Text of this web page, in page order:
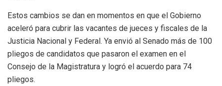
Estos cambios se dan en momentos en que el Gobierno
aceleró para cubrir las vacantes de jueces y fiscales de la
Justicia Nacional y Federal. Ya envió al Senado más de 100
pliegos de candidatos que pasaron el examen en el
Consejo de la Magistratura y logró el acuerdo para 74
pliegos.